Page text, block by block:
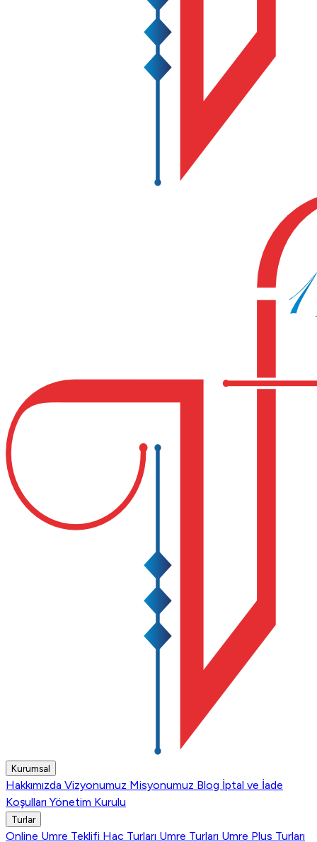
Kurumsal
Hakkımızda Vizyonumuz Misyonumuz Blog İptal ve İade
Koşulları Yönetim Kurulu
Turlar
Online Umre Teklifi Hac Turları Umre Turları Umre Plus Turları